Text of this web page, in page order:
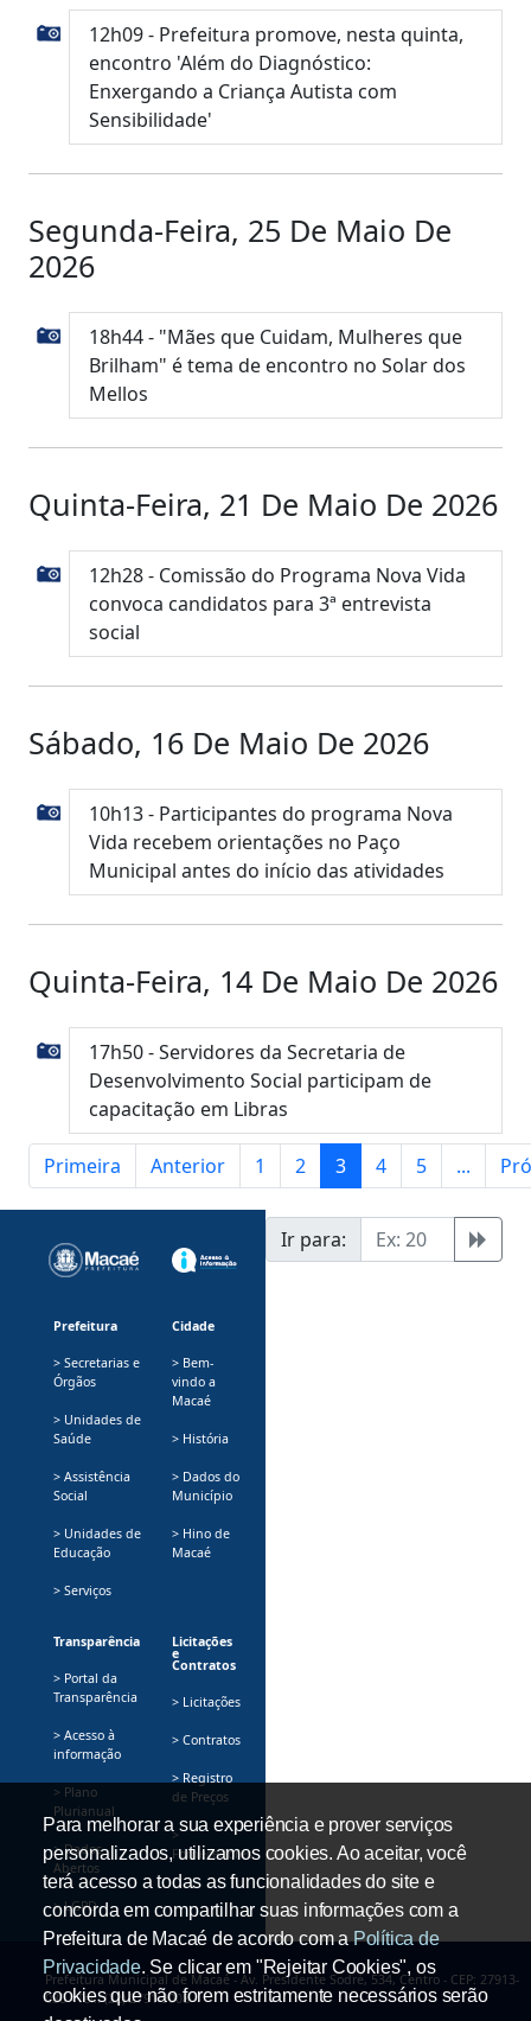
12h09 - Prefeitura promove, nesta quinta,
encontro 'Além do Diagnóstico:
Enxergando a Criança Autista com
Sensibilidade'
Segunda-Feira, 25 De Maio De
2026
18h44 - "Mães que Cuidam, Mulheres que
Brilham" é tema de encontro no Solar dos
Mellos
Quinta-Feira, 21 De Maio De 2026
12h28 - Comissão do Programa Nova Vida
convoca candidatos para 3ª entrevista
social
Sábado, 16 De Maio De 2026
10h13 - Participantes do programa Nova
Vida recebem orientações no Paço
Municipal antes do início das atividades
Quinta-Feira, 14 De Maio De 2026
17h50 - Servidores da Secretaria de
Desenvolvimento Social participam de
capacitação em Libras
Primeira Anterior 1 2 3 4 5 ...
Ir para:
Prefeitura
> Secretarias e
Órgãos
> Unidades de
Saúde
> Assistência
Social
> Unidades de
Educação
> Serviços
Cidade
> Bem-
vindo a
Macaé
> História
> Dados do
Município
> Hino de
Macaé
Transparência
> Portal da
Transparência
> Acesso à
informação
> Plano
Plurianual
> Dados
Abertos
> LGPD
Licitações
e
Contratos
> Licitações
> Contratos
> Registro
de Preços
>
Fornecedores
Prefeitura Municipal de Macaé - Av. Presidente Sodré, 534, Centro - CEP: 27913-
080 - Tel.: (22) 2791-9008
Para melhorar a sua experiência e prover serviços
personalizados, utilizamos cookies. Ao aceitar, você
terá acesso a todas as funcionalidades do site e
concorda em compartilhar suas informações com a
Prefeitura de Macaé de acordo com aPolítica de
Privacidade. Se clicar em "Rejeitar Cookies", os
cookies que não forem estritamente necessários serão